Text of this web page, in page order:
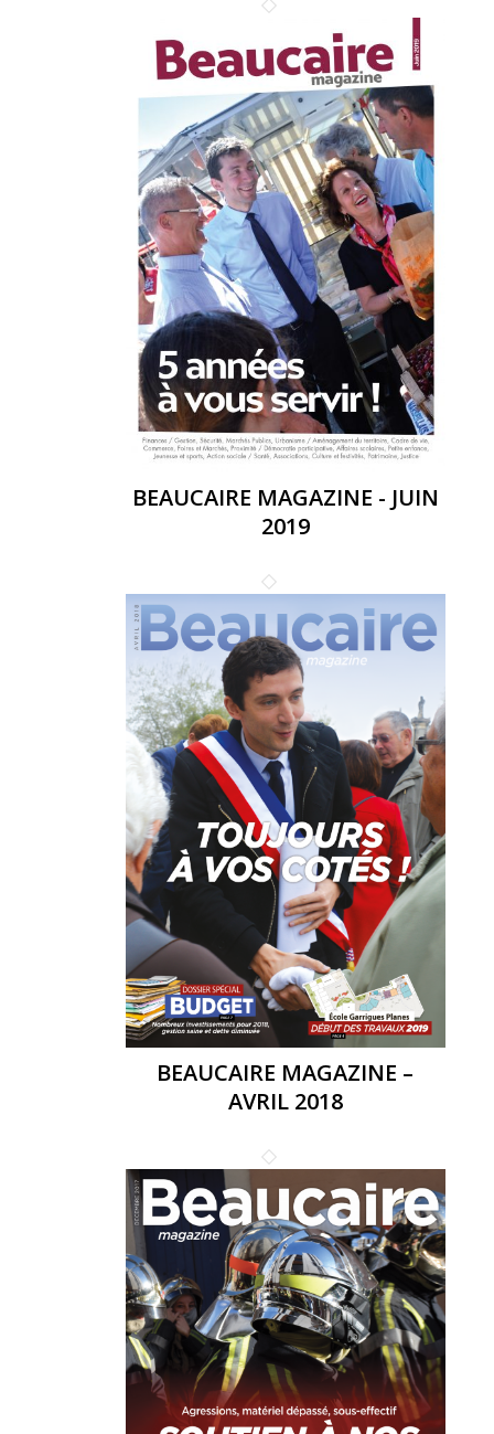
BEAUCAIRE MAGAZINE - JUIN
2019
BEAUCAIRE MAGAZINE –
AVRIL 2018